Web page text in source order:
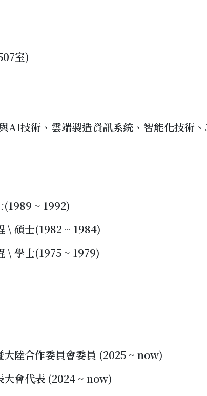
室)
AI技術、雲端製造資訊系統、智能化技術
(1989 ~ 1992)
\ 碩士(1982 ~ 1984)
\ 學士(1975 ~ 1979)
陸合作委員會委員 (2025 ~ now)
大會代表 (2024 ~ now)